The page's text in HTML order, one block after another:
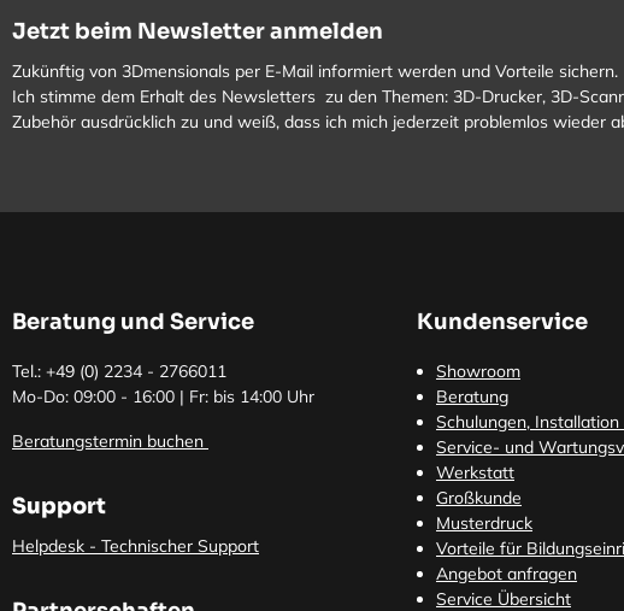
Jetzt beim Newsletter anmelden
Zukünftig von 3Dmensionals per E-Mail informiert werden und Vorteile sichern.
Ich stimme dem Erhalt des Newsletters zu den Themen: 3D-Drucker, 3D-
Zubehör ausdrücklich zu und weiß, dass ich mich jederzeit problemlos wieder
Beratung und Service
Tel.: +49 (0) 2234 - 2766011
Mo-Do: 09:00 - 16:00 | Fr: bis 14:00 Uhr
Beratungstermin buchen
Support
Helpdesk - Technischer Support
Kundenservice
Showroom
Beratung
Schulungen,
Service- und
Werkstatt
Großkunde
Musterdruck
Vorteile für
Angebot anfragen
Service Übersicht